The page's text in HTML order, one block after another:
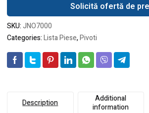
Solicită ofertă de
SKU:JNO7000
Categories:Lista Piese,Pivoti
Description
Additional
information